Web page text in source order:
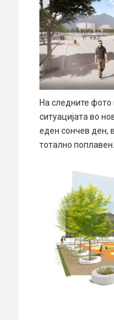
На следните
ситуацијата во
еден сончев ден,
тотално поплавен.